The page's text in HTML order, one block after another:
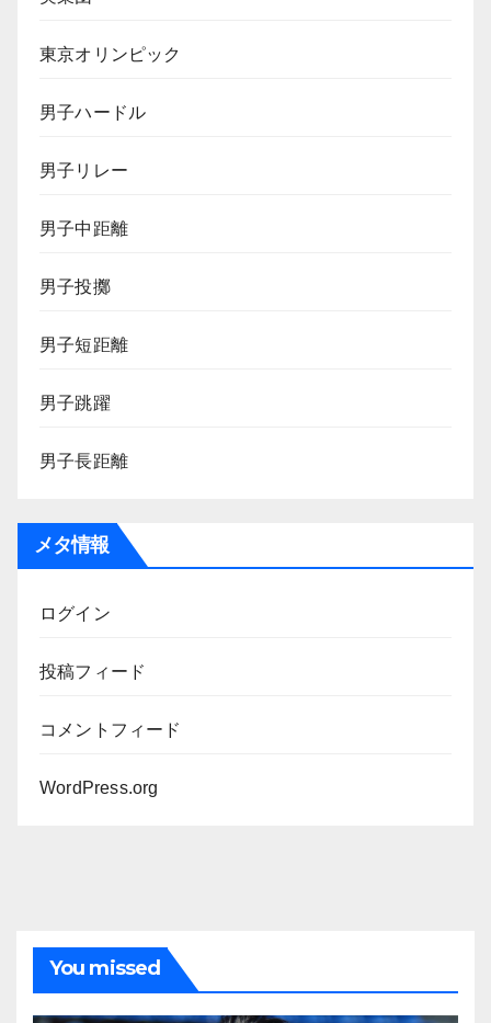
東京オリンピック
男子ハードル
男子リレー
男子中距離
男子投擲
男子短距離
男子跳躍
男子長距離
メタ情報
ログイン
投稿フィード
コメントフィード
WordPress.org
You missed